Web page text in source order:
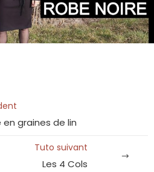
en graines de lin
Tuto suivant
Les 4 Cols